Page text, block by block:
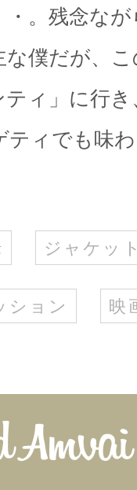
。残念な
僕だが、
ィ」に行
ィでも味
ジャケッ
ション 映